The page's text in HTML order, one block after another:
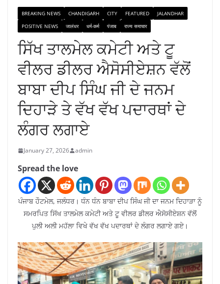
BREAKING NEWS CHANDIGARH CITY FEATURED
JALANDHAR
POSITIVE NEWS
जालंधर धर्म-कर्म पंजाब राज्य समाचार
ਸਿੱਖ ਤਾਲਮੇਲ ਕਮੇਟੀ ਅਤੇ ਟੂ
ਵੀਲਰ ਡੀਲਰ ਐਸੋਸੀਏਸ਼ਨ ਵੱਲੋਂ
ਬਾਬਾ ਦੀਪ ਸਿੰਘ ਜੀ ਦੇ ਜਨਮ
ਦਿਹਾੜੇ ਤੇ ਵੱਖ ਵੱਖ ਪਦਾਰਥਾਂ ਦੇ
ਲੰਗਰ ਲਗਾਏ
January 27, 2026 admin
Spread the love
ਪੰਜਾਬ ਹੌਟਮੇਲ, ਜਲੰਧਰ। ਧੰਨ ਧੰਨ ਬਾਬਾ ਦੀਪ ਸਿੰਘ ਜੀ ਦਾ ਜਨਮ ਦਿਹਾੜਾ ਨੂੰ
ਸਮਰਪਿਤ ਸਿੱਖ ਤਾਲਮੇਲ ਕਮੇਟੀ ਅਤੇ ਟੂ ਵੀਲਰ ਡੀਲਰ ਐਸੋਸੀਏਸ਼ਨ ਵੱਲੋਂ
ਪੁਲੀ ਅਲੀ ਮਹੱਲਾ ਵਿਖੇ ਵੱਖ ਵੱਖ ਪਦਾਰਥਾਂ ਦੇ ਲੰਗਰ ਲਗਾਏ ਗਏ।